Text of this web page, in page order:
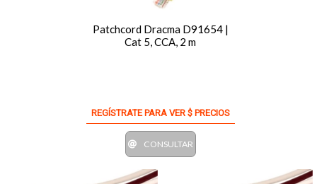
Patchcord Dracma D91654 |
Cat 5, CCA, 2 m
REGÍSTRATE PARA VER $ PRECIOS
CONSULTAR